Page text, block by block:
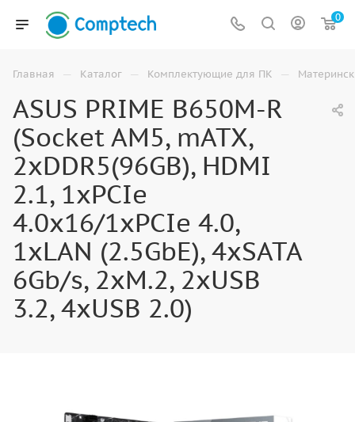
0
Главная — Каталог — Комплектующие для ПК —
ASUS PRIME B650M-R
(Socket AM5, mATX,
2xDDR5(96GB), HDMI
2.1, 1xPCIe
4.0x16/1xPCIe 4.0,
1xLAN (2.5GbE), 4xSATA
6Gb/s, 2xM.2, 2xUSB
3.2, 4xUSB 2.0)